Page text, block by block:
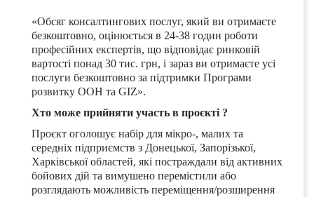
«Обсяг консалтингових послуг, який ви отримаєте
безкоштовно, оцінюється в 24-38 годин роботи
професійних експертів, що відповідає ринковій
вартості понад 30 тис. грн, і зараз ви отримаєте усі
послуги безкоштовно за підтримки Програми
розвитку ООН та GIZ».
Хто може прийняти участь в проєкті ?
Проєкт оголошує набір для мікро-, малих та
середніх підприємств з Донецької, Запорізької,
Харківської областей, які постраждали від активних
бойових дій та вимушено перемістили або
розглядають можливість переміщення/розширення